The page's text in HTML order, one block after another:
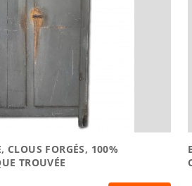
CLOUS FORGÉS, 100%
TROUVÉE